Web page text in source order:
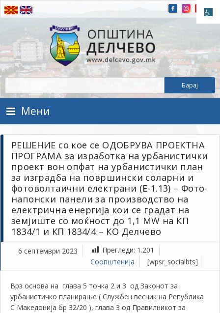
Прескокнете на содржината
Општина Делчево
Општина Делчево
Мени
РЕШЕНИЕ со кое се ОДОБРУВА ПРОЕКТНА
ПРОГРАМА за изработка на урбанистички
проект вон опфат на урбанистички план
за изградба на површински соларни и
фотоволтаични електрани (Е-1.13) – Фото-
напонски панели за производство на
електрична енергија кои се градат на
земјиште со моќност до 1,1 MW на КП
1834/1 и КП 1834/4 – КО Делчево
6 септември 2023 Прегледи: 1.201
Соопштенија
[wpsr_socialbts]
Врз основа на глава 5 точка 2 и 3 од Законот за
урбанистичко планирање ( Службен весник на Република
С Македонија бр 32/20 ), глава 3 од Правилникот за